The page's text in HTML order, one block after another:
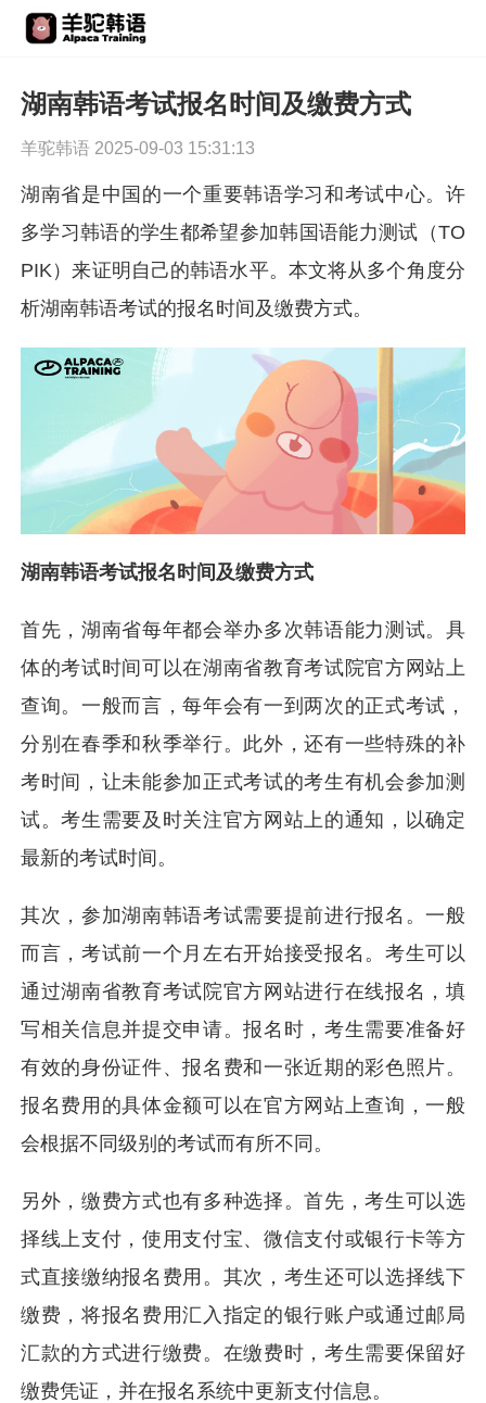
湖南韩语考试报名时间及缴费方式
羊驼韩语 2025-09-03 15:31:13
湖南省是中国的一个重要韩语学习和考试中心。许
多学习韩语的学生都希望参加韩国语能力测试（TO
PIK）来证明自己的韩语水平。本文将从多个角度分
析湖南韩语考试的报名时间及缴费方式。
湖南韩语考试报名时间及缴费方式
首先，湖南省每年都会举办多次韩语能力测试。具
体的考试时间可以在湖南省教育考试院官方网站上
查询。一般而言，每年会有一到两次的正式考试，
分别在春季和秋季举行。此外，还有一些特殊的补
考时间，让未能参加正式考试的考生有机会参加测
试。考生需要及时关注官方网站上的通知，以确定
最新的考试时间。
其次，参加湖南韩语考试需要提前进行报名。一般
而言，考试前一个月左右开始接受报名。考生可以
通过湖南省教育考试院官方网站进行在线报名，填
写相关信息并提交申请。报名时，考生需要准备好
有效的身份证件、报名费和一张近期的彩色照片。
报名费用的具体金额可以在官方网站上查询，一般
会根据不同级别的考试而有所不同。
另外，缴费方式也有多种选择。首先，考生可以选
择线上支付，使用支付宝、微信支付或银行卡等方
式直接缴纳报名费用。其次，考生还可以选择线下
缴费，将报名费用汇入指定的银行账户或通过邮局
汇款的方式进行缴费。在缴费时，考生需要保留好
缴费凭证，并在报名系统中更新支付信息。